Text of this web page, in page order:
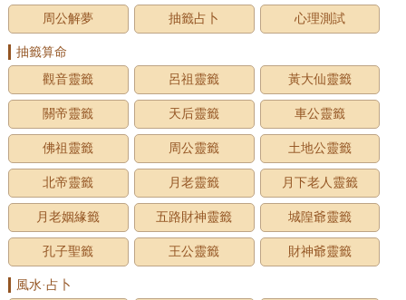
周公解夢
抽籤占卜 心理測試
抽籤算命
觀音靈籤
呂祖靈籤 黃大仙靈籤
關帝靈籤 天后靈籤 車公靈籤
佛祖靈籤 周公靈籤 土地公靈籤
北帝靈籤 月老靈籤 月下老人靈籤
月老姻緣籤 五路財神靈籤 城隍爺靈籤
孔子聖籤 王公靈籤 財神爺靈籤
風水·占卜